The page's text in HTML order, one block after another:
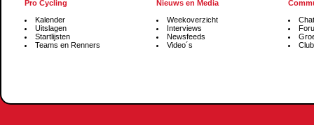
Pro Cycling
Kalender
Uitslagen
Startlijsten
Teams en Renners
Nieuws en Media
Weekoverzicht
Interviews
Newsfeeds
Video´s
Chat